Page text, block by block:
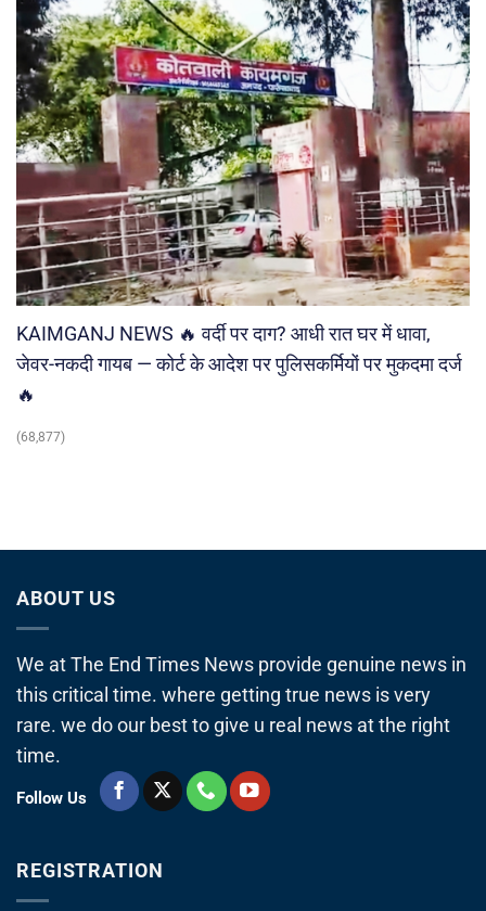
KAIMGANJ NEWS 🔥 वर्दी पर दाग? आधी रात घर में धावा,
जेवर-नकदी गायब — कोर्ट के आदेश पर पुलिसकर्मियों पर मुकदमा दर्ज
🔥
(68,877)
ABOUT US
We at The End Times News provide genuine news in
this critical time. where getting true news is very
rare. we do our best to give u real news at the right
time.
Follow Us
REGISTRATION